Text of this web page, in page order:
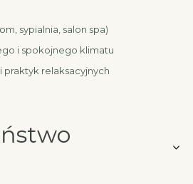
sypialnia, salon spa)
i spokojnego klimatu
praktyk relaksacyjnych